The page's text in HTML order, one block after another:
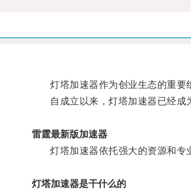
灯塔加速器作为创业生态的重要组
自成立以来，灯塔加速器已经成
雷霆最新版加速器
灯塔加速器依托强大的资源和专
灯塔加速器是干什么的